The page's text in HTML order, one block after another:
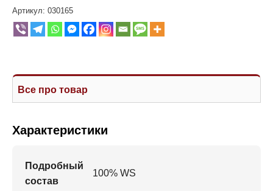
Артикул: 030165
Все про товар
Характеристики
Подробный
состав
100% WS